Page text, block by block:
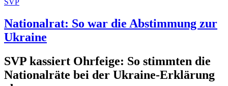
SVP
Nationalrat: So war die Abstimmung zur
Ukraine
SVP kassiert Ohrfeige: So stimmten die
Nationalräte bei der Ukraine-Erklärung